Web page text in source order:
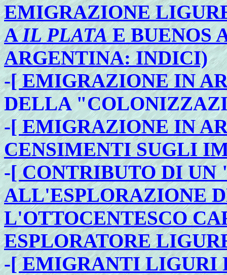
EMIGRAZIONE
AIL PLATAE BUENOS
ARGENTINA: INDICI)
-[ EMIGRAZIONE IN
DELLA
-[ EMIGRAZIONE IN
CENSIMENTI SUGLI
-[ CONTRIBUTO DI
ALL'ESPLORAZIONE
L'OTTOCENTESCO
ESPLORATORE
-[ EMIGRANTI LIGURI